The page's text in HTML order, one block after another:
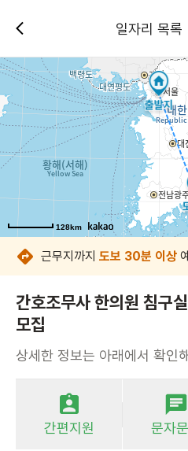
일자리 목록
128km
128km
128km
128km
128km
128km
128km
128km
근무지까지 도보 30분 이상
간호조무사 한의원 침구
모집
상세한 정보는 아래에서 확인
간편지원 문자